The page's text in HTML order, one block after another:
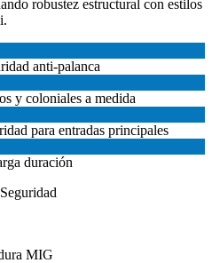
robustez estructural con estilos
anti-palanca
y coloniales a medida
para entradas principales
duración
MIG